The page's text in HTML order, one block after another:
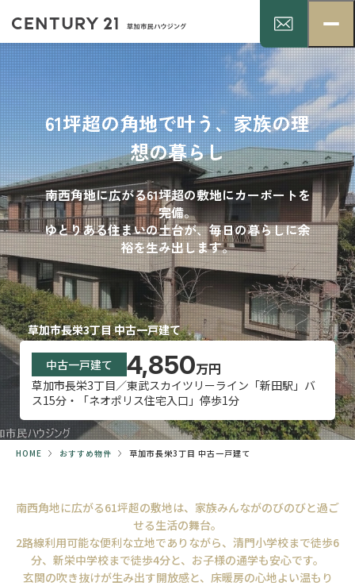
61坪超の角地で叶う、家族の理
想の暮らし
南西角地に広がる61坪超の敷地にカーポートを
完備。
ゆとりある住まいの土台が、毎日の暮らしに余
裕を生み出します。
草加市長栄3丁目 中古一戸建て
中古一戸建て 4,850万円
草加市長栄3丁目／東武スカイツリーライン「新田駅」バ
ス15分・「ネオポリス住宅入口」停歩1分
HOME おすすめ物件 草加市長栄3丁目 中古一戸建て
南西角地に広がる61坪超の敷地は、家族みんながのびのびと過ご
せる生活の舞台。
2路線利用可能な便利な立地でありながら、清門小学校まで徒歩6
分、新栄中学校まで徒歩4分と、お子様の通学も安心です。
玄関の吹き抜けが生み出す開放感と、床暖房の心地よい温もり